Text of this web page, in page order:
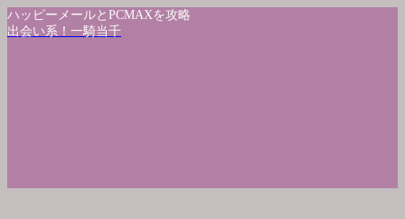
ハッピーメールとPCMAXを攻略
出会い系！一騎当千